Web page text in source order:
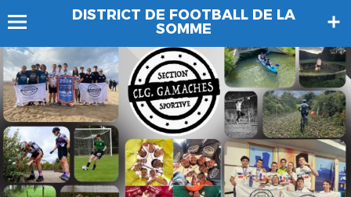
DISTRICT DE FOOTBALL DE LA
SOMME